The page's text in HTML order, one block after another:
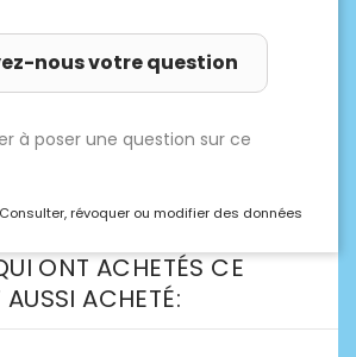
nous votre question
à poser une question sur ce
Consulter, révoquer ou modifier des données
ONT ACHETÉS CE
ACHETÉ: